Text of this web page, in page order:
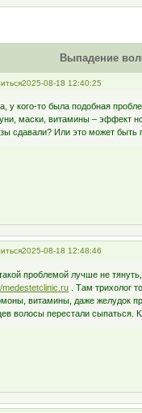
Выпадение
2025-08-18 12:40:25
у кого-то была подобная
маски, витамины – эффект
сдавали? Или это может быть
2025-08-18 12:48:46
проблемой лучше не
medestetclinic.ru . Там трихолог
витамины, даже желудок
волосы перестали сыпаться.